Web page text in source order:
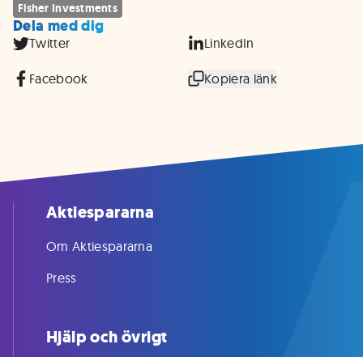
Fisher Investments
Dela med dig
Twitter LinkedIn
Facebook Kopiera länk
Aktiespararna
Om Aktiespararna
Press
Hjälp och övrigt